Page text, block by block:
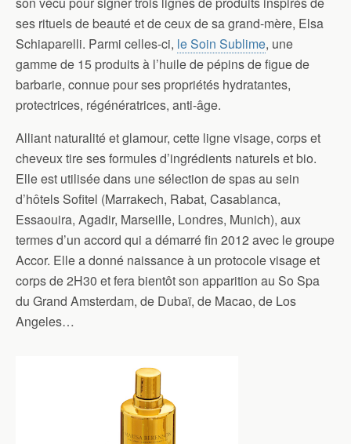
ses rituels de beauté et de ceux de sa grand-mère, Elsa
Schiaparelli. Parmi celles-ci, le Soin Sublime, une
gamme de 15 produits à l’huile de pépins de figue de
barbarie, connue pour ses propriétés hydratantes,
protectrices, régénératrices, anti-âge.
Alliant naturalité et glamour, cette ligne visage, corps et
cheveux tire ses formules d’ingrédients naturels et bio.
Elle est utilisée dans une sélection de spas au sein
d’hôtels Sofitel (Marrakech, Rabat, Casablanca,
Essaouira, Agadir, Marseille, Londres, Munich), aux
termes d’un accord qui a démarré fin 2012 avec le groupe
Accor. Elle a donné naissance à un protocole visage et
corps de 2H30 et fera bientôt son apparition au So Spa
du Grand Amsterdam, de Dubaï, de Macao, de Los
Angeles…